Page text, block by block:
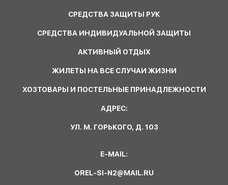
СРЕДСТВА ЗАЩИТЫ РУК
СРЕДСТВА ИНДИВИДУАЛЬНОЙ ЗАЩИТЫ
АКТИВНЫЙ ОТДЫХ
ЖИЛЕТЫ НА ВСЕ СЛУЧАИ ЖИЗНИ
ХОЗТОВАРЫ И ПОСТЕЛЬНЫЕ ПРИНАДЛЕЖНОСТИ
АДРЕС:
УЛ. М. ГОРЬКОГО, Д. 103
E-MAIL:
OREL-SI-N2@MAIL.RU